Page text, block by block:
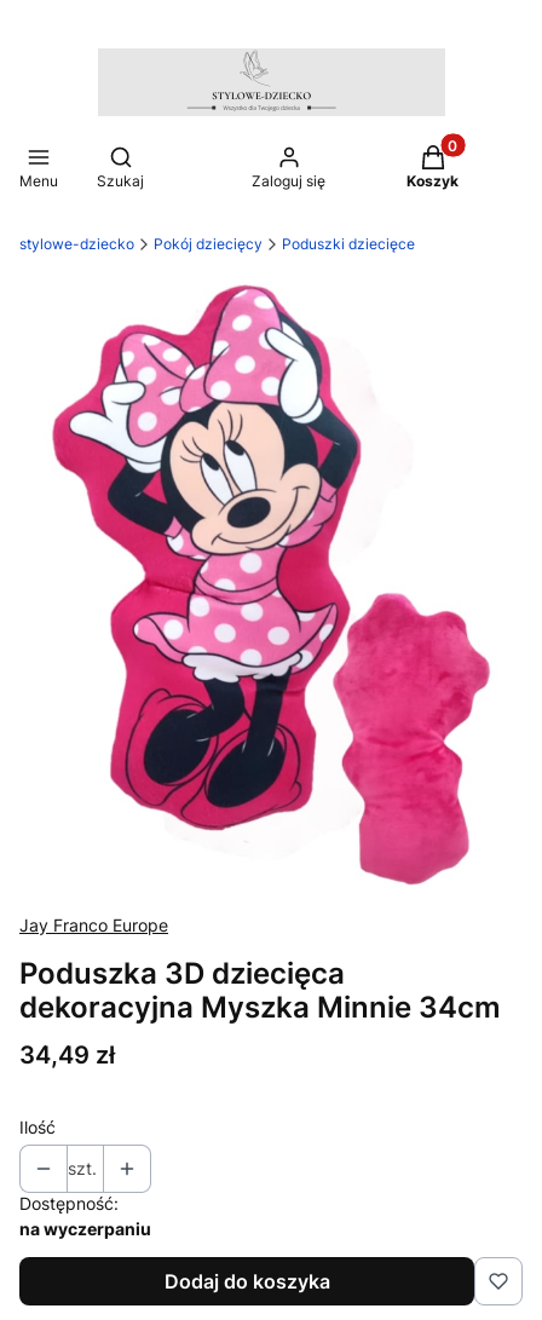
Menu
Otwórz wyszukiwarkę
Szukaj Zaloguj się
Produkty w
Koszyk
stylowe-dziecko Pokój dziecięcy Poduszki dziecięce
Jay Franco Europe
Poduszka 3D dziecięca
dekoracyjna Myszka Minnie 34cm
Cena
34,49 zł
Ilość
szt.
Dostępność:
na wyczerpaniu
Dodaj do koszyka